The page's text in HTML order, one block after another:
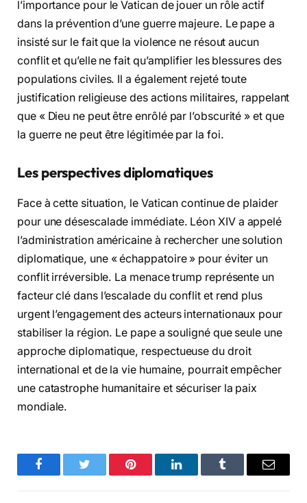
l’importance pour le Vatican de jouer un rôle actif
dans la prévention d’une guerre majeure. Le pape a
insisté sur le fait que la violence ne résout aucun
conflit et qu’elle ne fait qu’amplifier les blessures des
populations civiles. Il a également rejeté toute
justification religieuse des actions militaires, rappelant
que « Dieu ne peut être enrôlé par l’obscurité » et que
la guerre ne peut être légitimée par la foi.
Les perspectives diplomatiques
Face à cette situation, le Vatican continue de plaider
pour une désescalade immédiate. Léon XIV a appelé
l’administration américaine à rechercher une solution
diplomatique, une « échappatoire » pour éviter un
conflit irréversible. La menace trump représente un
facteur clé dans l’escalade du conflit et rend plus
urgent l’engagement des acteurs internationaux pour
stabiliser la région. Le pape a souligné que seule une
approche diplomatique, respectueuse du droit
international et de la vie humaine, pourrait empêcher
une catastrophe humanitaire et sécuriser la paix
mondiale.
FacebookTwitter Pinterest LinkedInTumblr Email